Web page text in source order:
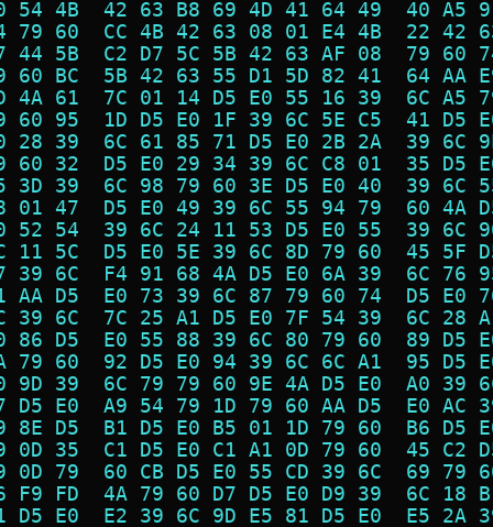
54 4B  42 63 B8 69 4D 41 64 49  40
79 60  CC 4B 42 63 08 01 E4 4B  22
44 5B  C2 D7 5C 5B 42 63 AF 08  79
60 BC  5B 42 63 55 D1 5D 82 41  64
4A 61  7C 01 14 D5 E0 55 16 39  6C
60 95  1D D5 E0 1F 39 6C 5E C5  41
28 39  6C 61 85 71 D5 E0 2B 2A  39
60 32  D5 E0 29 34 39 6C C8 01  35
3D 39  6C 98 79 60 3E D5 E0 40  39
01 47  D5 E0 49 39 6C 55 94 79  60
52 54  39 6C 24 11 53 D5 E0 55  39
11 5C  D5 E0 5E 39 6C 8D 79 60  45
39 6C  F4 91 68 4A D5 E0 6A 39  6C
AA D5  E0 73 39 6C 87 79 60 74  D5
39 6C  7C 25 A1 D5 E0 7F 54 39  6C
86 D5  E0 55 88 39 6C 80 79 60  89
79 60  92 D5 E0 94 39 6C 6C A1  95
9D 39  6C 79 79 60 9E 4A D5 E0  A0
D5 E0  A9 54 79 1D 79 60 AA D5  E0
8E D5  B1 D5 E0 B5 01 1D 79 60  B6
0D 35  C1 D5 E0 C1 A1 0D 79 60  45
0D 79  60 CB D5 E0 55 CD 39 6C  69
F9 FD  4A 79 60 D7 D5 E0 D9 39  6C
D5 E0  E2 39 6C 9D E5 81 D5 E0  E5